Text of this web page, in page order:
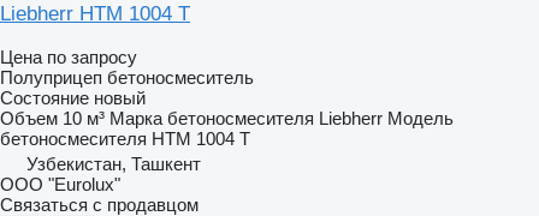
Liebherr HTM 1004 T
Цена по запросу
Полуприцеп бетоносмеситель
Состояние новый
Объем 10 м³ Марка бетоносмесителя Liebherr Модель
бетоносмесителя HTM 1004 T
Узбекистан, Ташкент
ООО "Eurolux"
Связаться с продавцом